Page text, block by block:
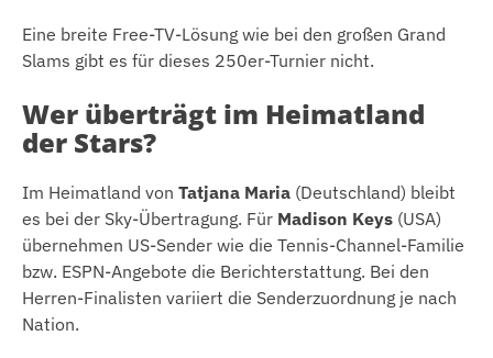
Eine breite Free-TV-Lösung wie bei den großen Grand
Slams gibt es für dieses 250er-Turnier nicht.
Wer überträgt im Heimatland
der Stars?
Im Heimatland von Tatjana Maria (Deutschland) bleibt
es bei der Sky-Übertragung. Für Madison Keys (USA)
übernehmen US-Sender wie die Tennis-Channel-Familie
bzw. ESPN-Angebote die Berichterstattung. Bei den
Herren-Finalisten variiert die Senderzuordnung je nach
Nation.